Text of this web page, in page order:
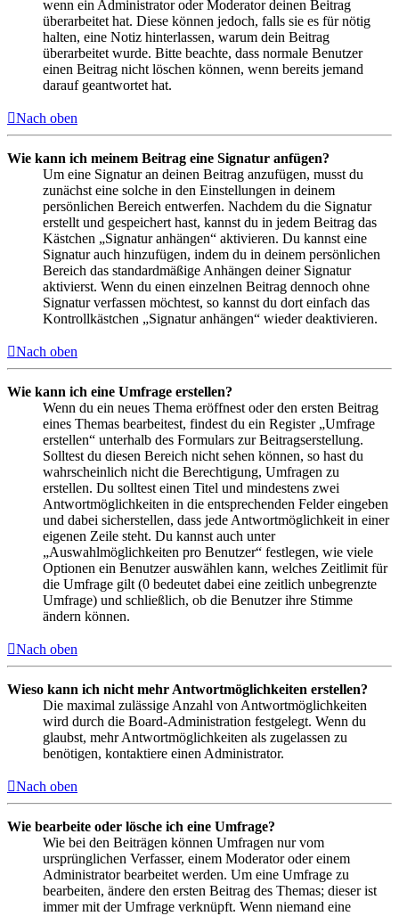
wenn ein Administrator oder Moderator deinen Beitrag
überarbeitet hat. Diese können jedoch, falls sie es für nötig
halten, eine Notiz hinterlassen, warum dein Beitrag
überarbeitet wurde. Bitte beachte, dass normale Benutzer
einen Beitrag nicht löschen können, wenn bereits jemand
darauf geantwortet hat.
Nach oben
Wie kann ich meinem Beitrag eine Signatur anfügen?
Um eine Signatur an deinen Beitrag anzufügen, musst du
zunächst eine solche in den Einstellungen in deinem
persönlichen Bereich entwerfen. Nachdem du die Signatur
erstellt und gespeichert hast, kannst du in jedem Beitrag das
Kästchen „Signatur anhängen“ aktivieren. Du kannst eine
Signatur auch hinzufügen, indem du in deinem persönlichen
Bereich das standardmäßige Anhängen deiner Signatur
aktivierst. Wenn du einen einzelnen Beitrag dennoch ohne
Signatur verfassen möchtest, so kannst du dort einfach das
Kontrollkästchen „Signatur anhängen“ wieder deaktivieren.
Nach oben
Wie kann ich eine Umfrage erstellen?
Wenn du ein neues Thema eröffnest oder den ersten Beitrag
eines Themas bearbeitest, findest du ein Register „Umfrage
erstellen“ unterhalb des Formulars zur Beitragserstellung.
Solltest du diesen Bereich nicht sehen können, so hast du
wahrscheinlich nicht die Berechtigung, Umfragen zu
erstellen. Du solltest einen Titel und mindestens zwei
Antwortmöglichkeiten in die entsprechenden Felder eingeben
und dabei sicherstellen, dass jede Antwortmöglichkeit in einer
eigenen Zeile steht. Du kannst auch unter
„Auswahlmöglichkeiten pro Benutzer“ festlegen, wie viele
Optionen ein Benutzer auswählen kann, welches Zeitlimit für
die Umfrage gilt (0 bedeutet dabei eine zeitlich unbegrenzte
Umfrage) und schließlich, ob die Benutzer ihre Stimme
ändern können.
Nach oben
Wieso kann ich nicht mehr Antwortmöglichkeiten erstellen?
Die maximal zulässige Anzahl von Antwortmöglichkeiten
wird durch die Board-Administration festgelegt. Wenn du
glaubst, mehr Antwortmöglichkeiten als zugelassen zu
benötigen, kontaktiere einen Administrator.
Nach oben
Wie bearbeite oder lösche ich eine Umfrage?
Wie bei den Beiträgen können Umfragen nur vom
ursprünglichen Verfasser, einem Moderator oder einem
Administrator bearbeitet werden. Um eine Umfrage zu
bearbeiten, ändere den ersten Beitrag des Themas; dieser ist
immer mit der Umfrage verknüpft. Wenn niemand eine